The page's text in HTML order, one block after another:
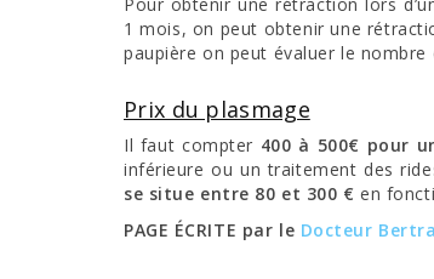
1 mois, on peut obtenir une
paupière on peut évaluer le
Prix du plasmage
Il faut compter 400 à 500€ pour
inférieure ou un traitement des
se situe entre 80 et 300 € en
PAGE ÉCRITE par le Docteur